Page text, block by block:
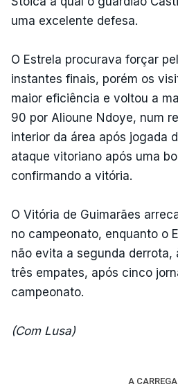
uma excelente defesa.
O Estrela procurava forçar
instantes finais, porém os
maior eficiência e voltou a
90 por Alioune Ndoye, num
interior da área após jogada
ataque vitoriano após uma
confirmando a vitória.
O Vitória de Guimarães
no campeonato, enquanto o
não evita a segunda derrota,
três empates, após cinco
campeonato.
(Com Lusa)
A